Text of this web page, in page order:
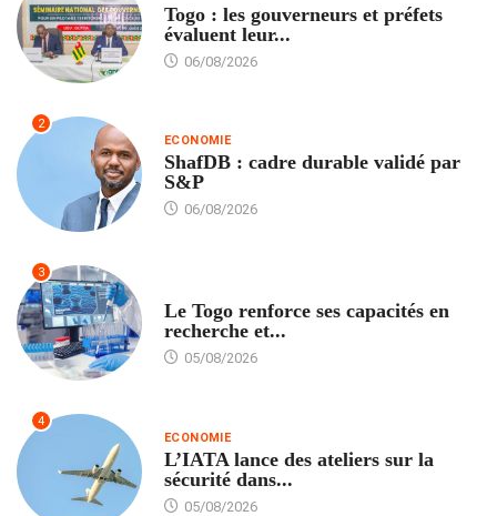
Togo : les gouverneurs et préfets
évaluent leur...
06/08/2026
2
ECONOMIE
ShafDB : cadre durable validé par
S&P
06/08/2026
3
Le Togo renforce ses capacités en
recherche et...
05/08/2026
4
ECONOMIE
L’IATA lance des ateliers sur la
sécurité dans...
05/08/2026